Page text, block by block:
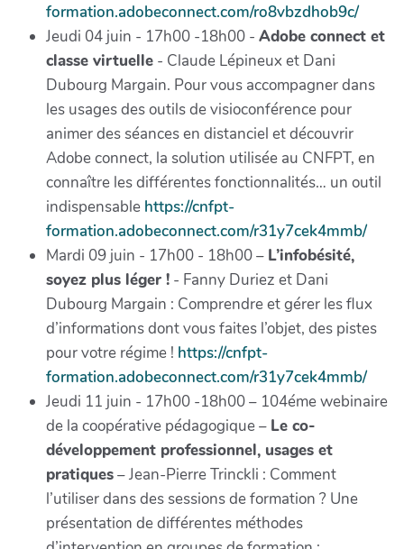
formation.adobeconnect.com/ro8vbzdhob9c/
Jeudi 04 juin - 17h00 -18h00 - Adobe connect et
classe virtuelle - Claude Lépineux et Dani
Dubourg Margain. Pour vous accompagner dans
les usages des outils de visioconférence pour
animer des séances en distanciel et découvrir
Adobe connect, la solution utilisée au CNFPT, en
connaître les différentes fonctionnalités… un outil
indispensable https://cnfpt-
formation.adobeconnect.com/r31y7cek4mmb/
Mardi 09 juin - 17h00 - 18h00 – L’infobésité,
soyez plus léger ! - Fanny Duriez et Dani
Dubourg Margain : Comprendre et gérer les flux
d’informations dont vous faites l’objet, des pistes
pour votre régime ! https://cnfpt-
formation.adobeconnect.com/r31y7cek4mmb/
Jeudi 11 juin - 17h00 -18h00 – 104éme webinaire
de la coopérative pédagogique – Le co-
développement professionnel, usages et
pratiques– Jean-Pierre Trinckli : Comment
l’utiliser dans des sessions de formation ? Une
présentation de différentes méthodes